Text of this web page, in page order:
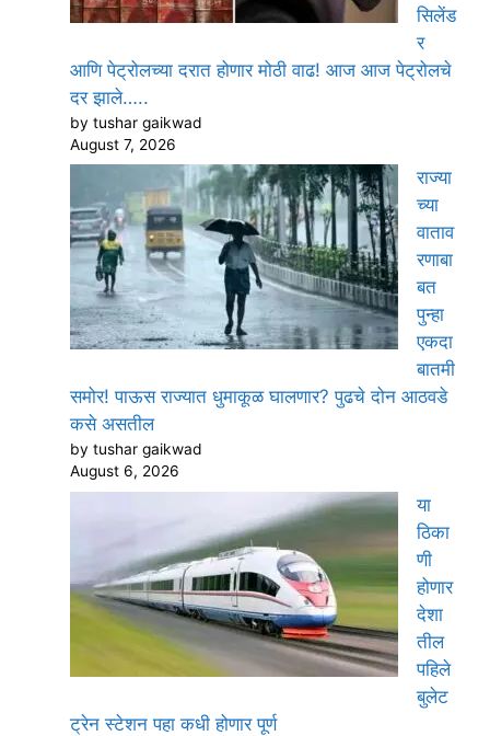
सिलेंड
र
आणि पेट्रोलच्या दरात होणार मोठी वाढ! आज आज पेट्रोलचे
दर झाले…..
by tushar gaikwad
August 7, 2026
राज्या
च्या
वाताव
रणाबा
बत
पुन्हा
एकदा
बातमी
समोर! पाऊस राज्यात धुमाकूळ घालणार? पुढचे दोन आठवडे
कसे असतील
by tushar gaikwad
August 6, 2026
या
ठिका
णी
होणार
देशा
तील
पहिले
बुलेट
ट्रेन स्टेशन पहा कधी होणार पूर्ण